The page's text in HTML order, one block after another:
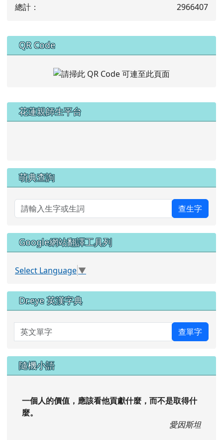
總計：
2966407
下中右區域內容
QR Code
左邊區域內容
花蓮親師生平台
萌典查詢
查生字
Google網站翻譯工具列
Select Language▼
Dr.eye 英漢字典
英文單字 查單字
隨機小語
一個人的價值，應該看他貢獻什麼，而不是取得什
麼。
愛因斯坦